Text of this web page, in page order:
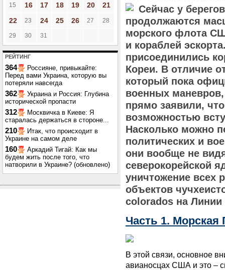
15 16 17 18 19 20
21
22
23 24 25 26 27 28
29 30 31
РЕЙТИНГ
364
Россияне, привыкайте:
Перед вами Украина, которую вы
потеряли навсегда
362
Украина и Россия: Глубина
исторической пропасти
312
Москвичка в Киеве: Я
старалась держаться в стороне...
210
Итак, что происходит в
Украине на самом деле
160
Аркадий Тигай: Как мы
будем жить после того, что
натворили в Украине? (обновлено)
Сейчас у
продолжаются
морского флота
и кораблей
присоединились
Кореи. В отличие
который пока
военных
прямо заявили,
возможностью
Насколько можно
политических и
они вообще не
северокорейской
уничтожение всех
объектов
colorados на
Часть 1. Морская
В этой связи, основное
авианосцах США и это –